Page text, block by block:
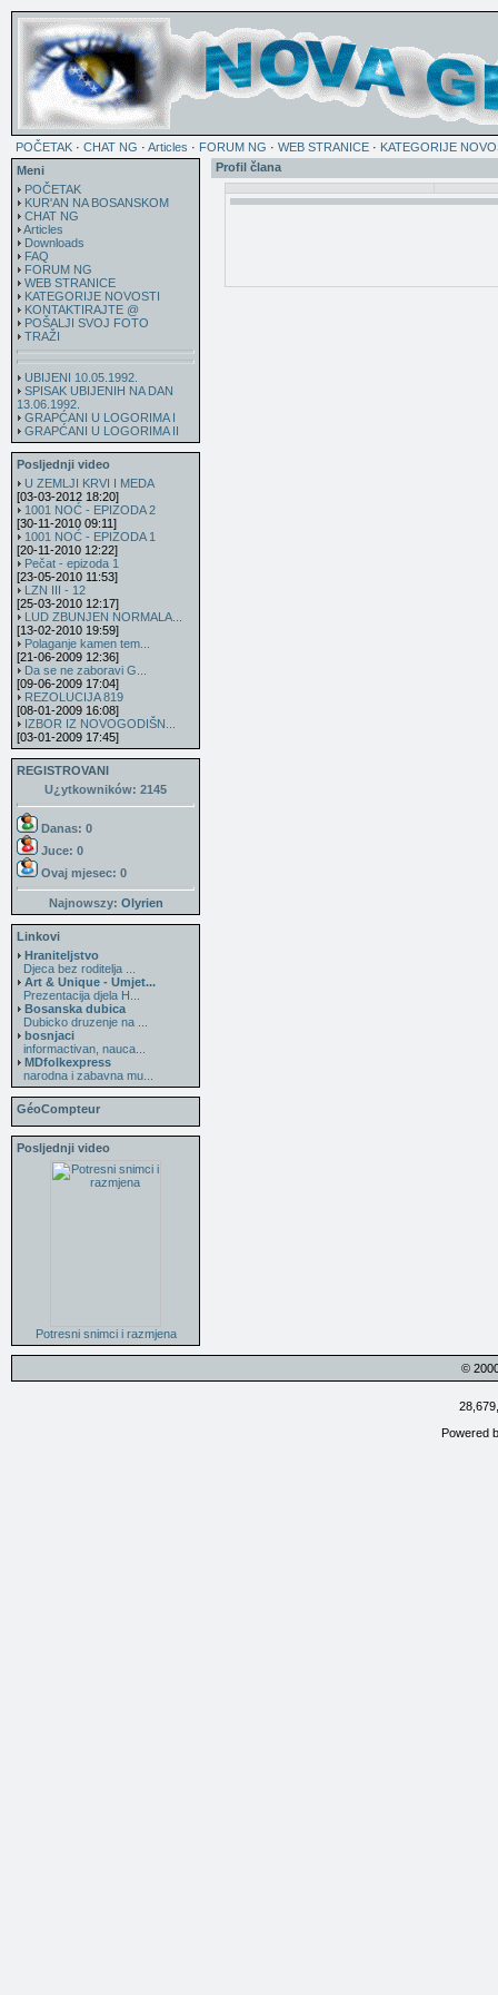
POČETAK · CHAT NG · Articles · FORUM NG · WEB STRANICE · KATEGORIJE
Meni
POČETAK
KUR'AN NA BOSANSKOM
CHAT NG
Articles
Downloads
FAQ
FORUM NG
WEB STRANICE
KATEGORIJE NOVOSTI
KONTAKTIRAJTE @
POŠALJI SVOJ FOTO
TRAŽI
UBIJENI 10.05.1992.
SPISAK UBIJENIH NA DAN
13.06.1992.
GRAPĆANI U LOGORIMA I
GRAPĆANI U LOGORIMA II
Posljednji video
U ZEMLJI KRVI I MEDA
[03-03-2012 18:20]
1001 NOĆ - EPIZODA 2
[30-11-2010 09:11]
1001 NOĆ - EPIZODA 1
[20-11-2010 12:22]
Pečat - epizoda 1
[23-05-2010 11:53]
LZN III - 12
[25-03-2010 12:17]
LUD ZBUNJEN NORMALA...
[13-02-2010 19:59]
Polaganje kamen tem...
[21-06-2009 12:36]
Da se ne zaboravi G...
[09-06-2009 17:04]
REZOLUCIJA 819
[08-01-2009 16:08]
IZBOR IZ NOVOGODIŠN...
[03-01-2009 17:45]
REGISTROVANI
U¿ytkowników: 2145
Danas: 0
Juce: 0
Ovaj mjesec: 0
Najnowszy: Olyrien
Linkovi
Hraniteljstvo
Djeca bez roditelja ...
Art & Unique - Umjet...
Prezentacija djela H...
Bosanska dubica
Dubicko druzenje na ...
bosnjaci
informactivan, nauca...
MDfolkexpress
narodna i zabavna mu...
GéoCompteur
Posljednji video
Potresni snimci i razmjena
Profil člana
©
Powered